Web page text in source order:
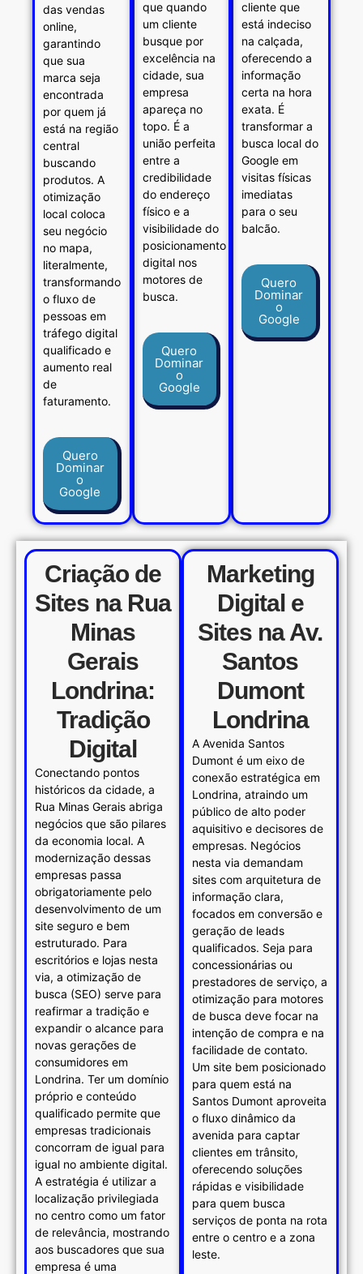
cliente que
está indeciso
na calçada,
oferecendo a
informação
certa na hora
exata. É
transformar a
busca local do
Google em
visitas físicas
imediatas
para o seu
balcão.
Quero
Dominar
o
Google
que quando
um cliente
busque por
excelência na
cidade, sua
empresa
apareça no
topo. É a
união perfeita
entre a
credibilidade
do endereço
físico e a
visibilidade do
posicionamento
digital nos
motores de
busca.
Quero
Dominar
o
Google
das vendas
online,
garantindo
que sua
marca seja
encontrada
por quem já
está na região
central
buscando
produtos. A
otimização
local coloca
seu negócio
no mapa,
literalmente,
transformando
o fluxo de
pessoas em
tráfego digital
qualificado e
aumento real
de
faturamento.
Quero
Dominar
o
Google
Marketing
Digital e
Sites na Av.
Santos
Dumont
Londrina
A Avenida Santos
Dumont é um eixo de
conexão estratégica em
Londrina, atraindo um
público de alto poder
aquisitivo e decisores de
empresas. Negócios
nesta via demandam
sites com arquitetura de
informação clara,
focados em conversão e
geração de leads
qualificados. Seja para
concessionárias ou
prestadores de serviço, a
otimização para motores
de busca deve focar na
intenção de compra e na
facilidade de contato.
Um site bem posicionado
para quem está na
Santos Dumont aproveita
o fluxo dinâmico da
avenida para captar
clientes em trânsito,
oferecendo soluções
rápidas e visibilidade
para quem busca
serviços de ponta na rota
entre o centro e a zona
leste.
Criação de
Sites na Rua
Minas
Gerais
Londrina:
Tradição
Digital
Conectando pontos
históricos da cidade, a
Rua Minas Gerais abriga
negócios que são pilares
da economia local. A
modernização dessas
empresas passa
obrigatoriamente pelo
desenvolvimento de um
site seguro e bem
estruturado. Para
escritórios e lojas nesta
via, a otimização de
busca (SEO) serve para
reafirmar a tradição e
expandir o alcance para
novas gerações de
consumidores em
Londrina. Ter um domínio
próprio e conteúdo
qualificado permite que
empresas tradicionais
concorram de igual para
igual no ambiente digital.
A estratégia é utilizar a
localização privilegiada
no centro como um fator
de relevância, mostrando
aos buscadores que sua
empresa é uma